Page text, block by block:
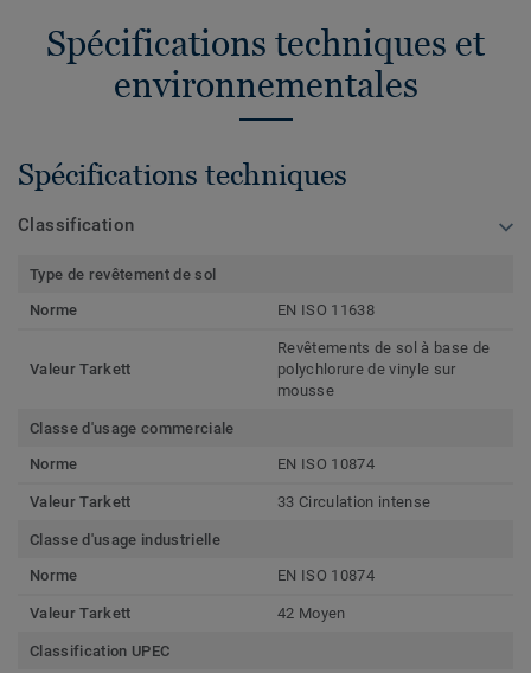
Spécifications techniques et
environnementales
Spécifications techniques
Classification
Type de revêtement de sol
Norme
EN ISO 11638
Valeur Tarkett
Revêtements de sol à base de
polychlorure de vinyle sur
mousse
Classe d'usage commerciale
Norme
EN ISO 10874
Valeur Tarkett 33 Circulation intense
Classe d'usage industrielle
Norme
EN ISO 10874
Valeur Tarkett 42 Moyen
Classification UPEC